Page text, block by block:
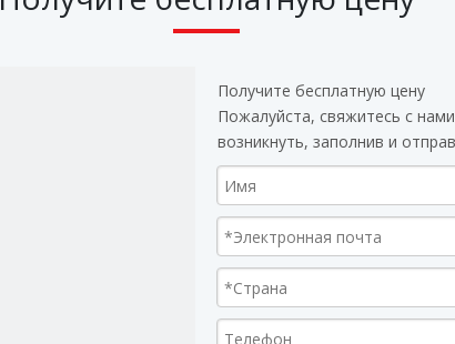
Получите бесплатную цену
Пожалуйста, свяжитесь с
возникнуть, заполнив и